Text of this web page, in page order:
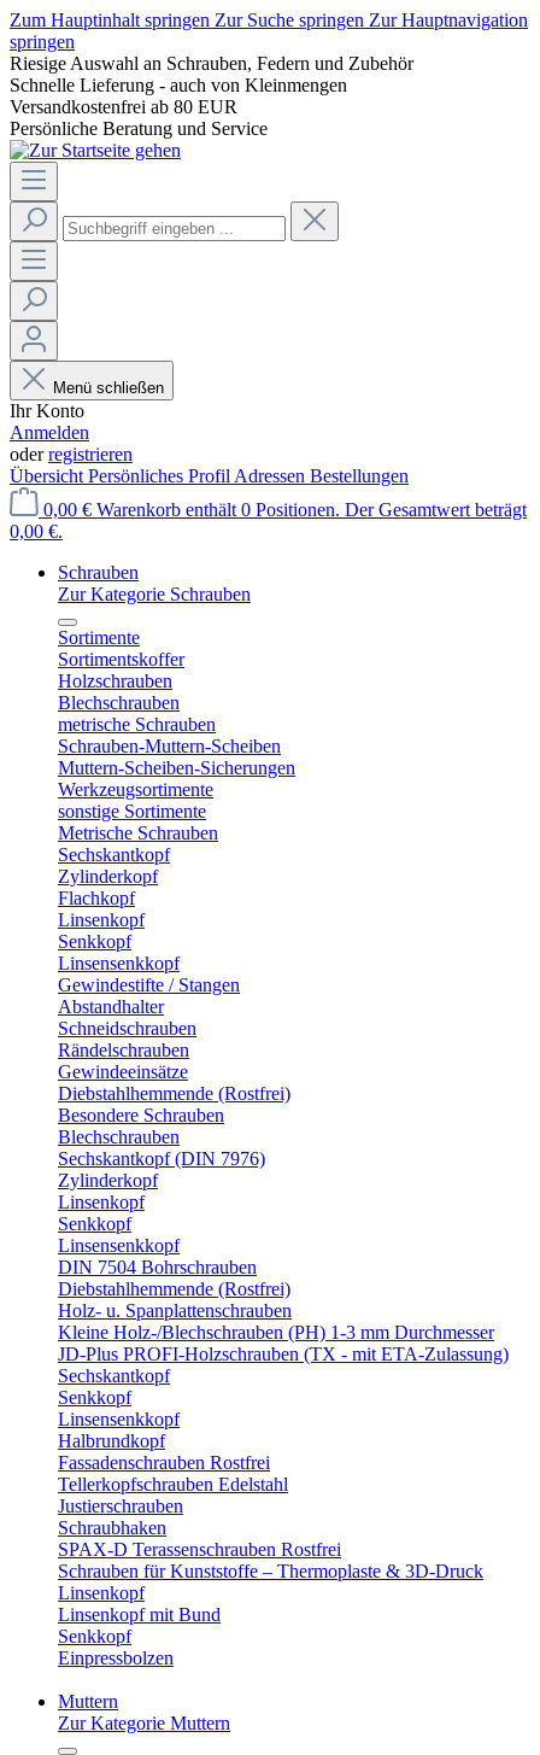
Zum Hauptinhalt springen Zur Suche springen Zur Hauptnavigation
springen
Riesige Auswahl an Schrauben, Federn und Zubehör
Schnelle Lieferung - auch von Kleinmengen
Versandkostenfrei ab 80 EUR
Persönliche Beratung und Service
Menü schließen
Ihr Konto
Anmelden
oderregistrieren
Übersicht Persönliches Profil Adressen Bestellungen
0,00 € Warenkorb enthält 0 Positionen. Der Gesamtwert beträgt
0,00 €.
Schrauben
Zur Kategorie Schrauben
Sortimente
Sortimentskoffer
Holzschrauben
Blechschrauben
metrische Schrauben
Schrauben-Muttern-Scheiben
Muttern-Scheiben-Sicherungen
Werkzeugsortimente
sonstige Sortimente
Metrische Schrauben
Sechskantkopf
Zylinderkopf
Flachkopf
Linsenkopf
Senkkopf
Linsensenkkopf
Gewindestifte / Stangen
Abstandhalter
Schneidschrauben
Rändelschrauben
Gewindeeinsätze
Diebstahlhemmende (Rostfrei)
Besondere Schrauben
Blechschrauben
Sechskantkopf (DIN 7976)
Zylinderkopf
Linsenkopf
Senkkopf
Linsensenkkopf
DIN 7504 Bohrschrauben
Diebstahlhemmende (Rostfrei)
Holz- u. Spanplattenschrauben
Kleine Holz-/Blechschrauben (PH) 1-3 mm Durchmesser
JD-Plus PROFI-Holzschrauben (TX - mit ETA-Zulassung)
Sechskantkopf
Senkkopf
Linsensenkkopf
Halbrundkopf
Fassadenschrauben Rostfrei
Tellerkopfschrauben Edelstahl
Justierschrauben
Schraubhaken
SPAX-D Terassenschrauben Rostfrei
Schrauben für Kunststoffe – Thermoplaste & 3D-Druck
Linsenkopf
Linsenkopf mit Bund
Senkkopf
Einpressbolzen
Muttern
Zur Kategorie Muttern